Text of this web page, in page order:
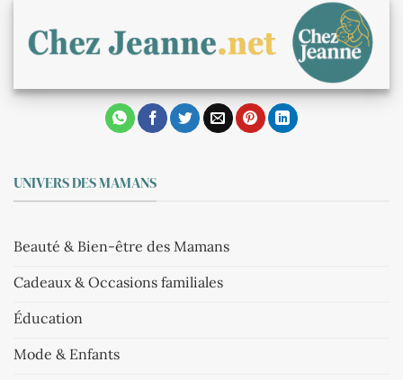
UNIVERS DES MAMANS
Beauté & Bien-être des Mamans
Cadeaux & Occasions familiales
Éducation
Mode & Enfants